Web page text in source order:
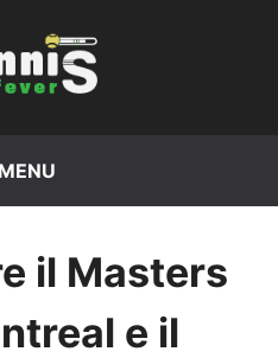
MENU
il Masters
e il